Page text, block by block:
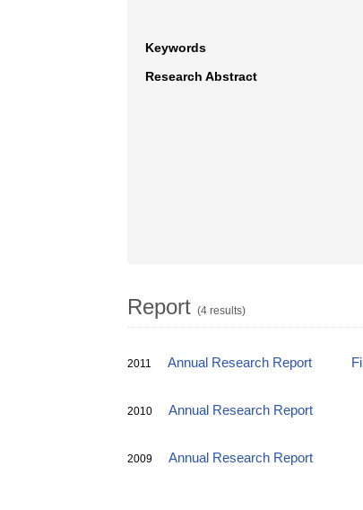
Keywords
Research Abstract
Report (4 results)
2011 Annual Research Report
2010 Annual Research Report
2009 Annual Research Report